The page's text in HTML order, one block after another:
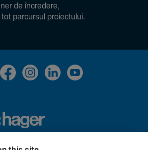
de încre­dere,
parcursul proiec­tului.